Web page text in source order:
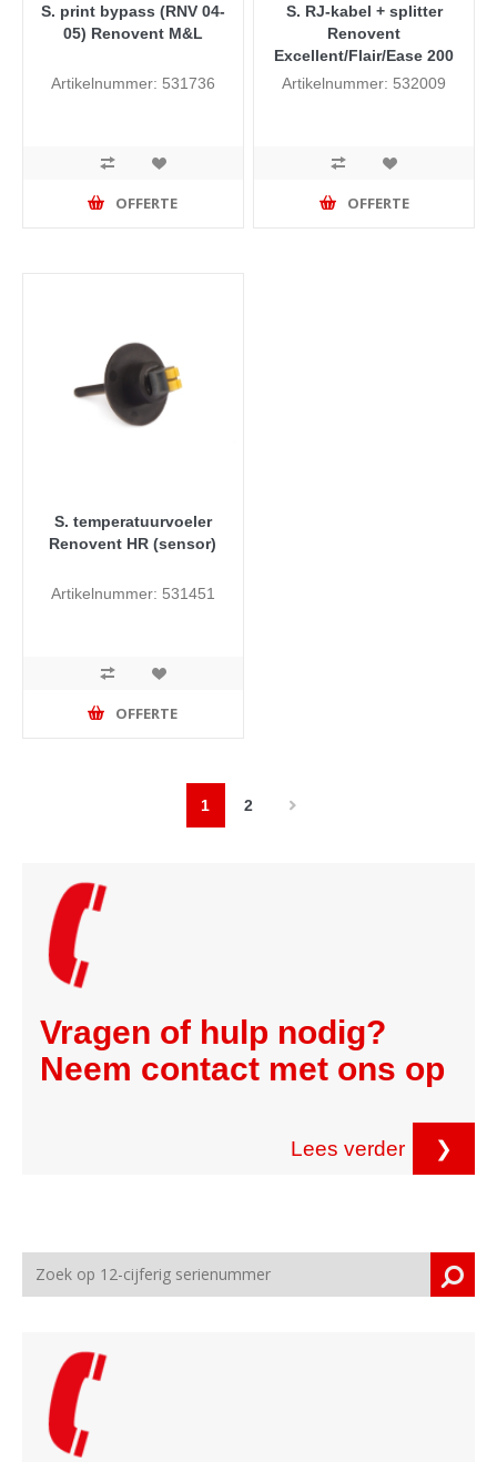
S. print bypass (RNV 04-
05) Renovent M&L
Artikelnummer: 531736
OFFERTE
S. RJ-kabel + splitter
Renovent
Excellent/Flair/Ease 200
Artikelnummer: 532009
OFFERTE
S. temperatuurvoeler
Renovent HR (sensor)
Artikelnummer: 531451
OFFERTE
1 2
Vragen of hulp nodig?
Neem contact met ons op
Lees verder ❯